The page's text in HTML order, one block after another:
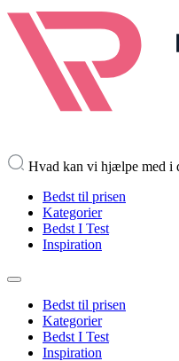
Hvad kan vi hjælpe med i
Bedst til prisen
Kategorier
Bedst I Test
Inspiration
Bedst til prisen
Kategorier
Bedst I Test
Inspiration